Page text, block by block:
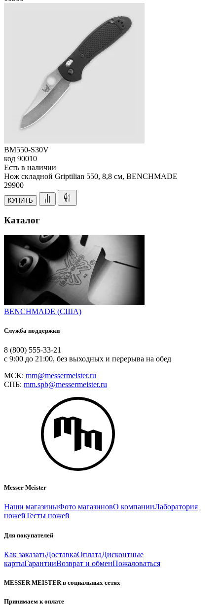
BM550-S30V
код 90010
Есть в наличии
Нож складной Griptilian 550, 8,8 см, BENCHMADE
29900
КУПИТЬ
Каталог
BENCHMADE (США)
Служба поддержки
8 (800) 555-33-21
с 9:00 до 21:00, без выходных и перерыва на обед
МСК: mm@messermeister.ru
СПБ: mm.spb@messermeister.ru
Messer Meister
Наши магазиныФото магазиновО компанииЛаборатория
ножейТесты ножей
Для покупателей
Как заказатьДоставкаОплатаДисконтные
картыГарантииВозврат и обменПожаловаться
MESSER MEISTER в социальных сетях
Принимаем к оплате